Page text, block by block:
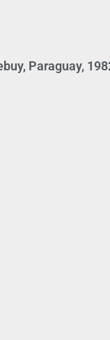
Paraguay,